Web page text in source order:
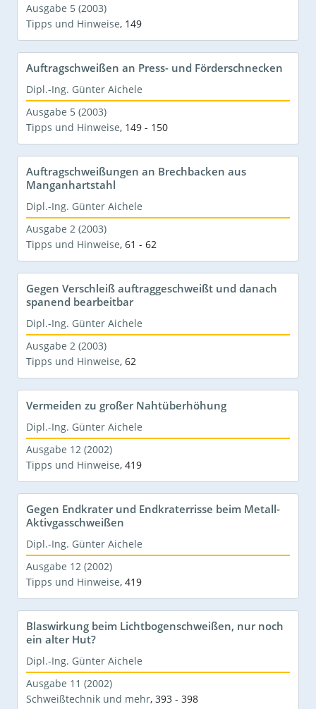
Ausgabe 5 (2003)
Tipps und Hinweise, 149
Auftragschweißen an Press- und Förderschnecken
Dipl.-Ing. Günter Aichele
Ausgabe 5 (2003)
Tipps und Hinweise, 149 - 150
Auftragschweißungen an Brechbacken aus
Manganhartstahl
Dipl.-Ing. Günter Aichele
Ausgabe 2 (2003)
Tipps und Hinweise, 61 - 62
Gegen Verschleiß auftraggeschweißt und danach
spanend bearbeitbar
Dipl.-Ing. Günter Aichele
Ausgabe 2 (2003)
Tipps und Hinweise, 62
Vermeiden zu großer Nahtüberhöhung
Dipl.-Ing. Günter Aichele
Ausgabe 12 (2002)
Tipps und Hinweise, 419
Gegen Endkrater und Endkraterrisse beim Metall-
Aktivgasschweißen
Dipl.-Ing. Günter Aichele
Ausgabe 12 (2002)
Tipps und Hinweise, 419
Blaswirkung beim Lichtbogenschweißen, nur noch
ein alter Hut?
Dipl.-Ing. Günter Aichele
Ausgabe 11 (2002)
Schweißtechnik und mehr, 393 - 398